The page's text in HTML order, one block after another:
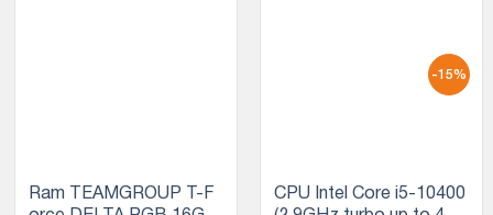
Ram TEAMGROUP T-F
-15%
CPU Intel Core i5-10400